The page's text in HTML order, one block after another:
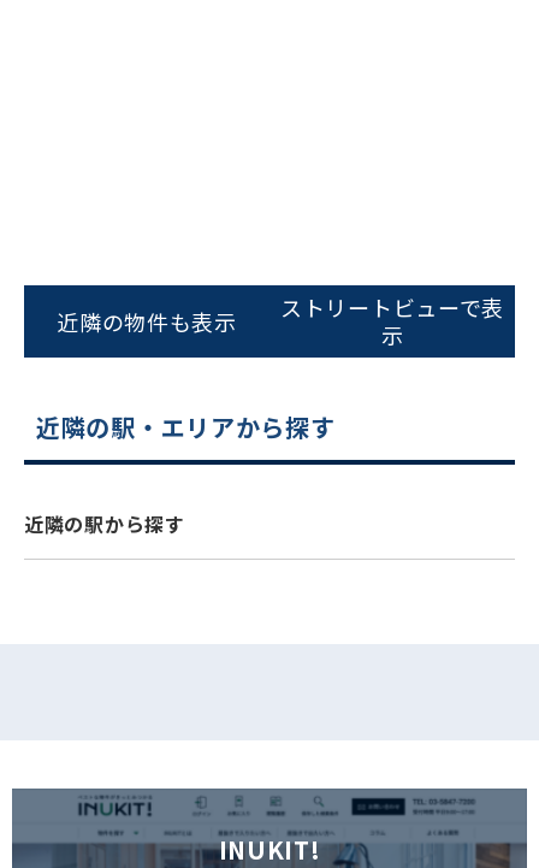
スムーズにご案内できます
0120-620-213
近隣の物件も表示
ストリートビューで表
示
近隣の駅・エリアから探す
近隣の駅から探す
INUKIT!